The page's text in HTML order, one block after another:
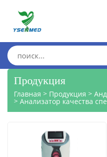
Продукция
Главная > Продукция >
> Анализатор качества